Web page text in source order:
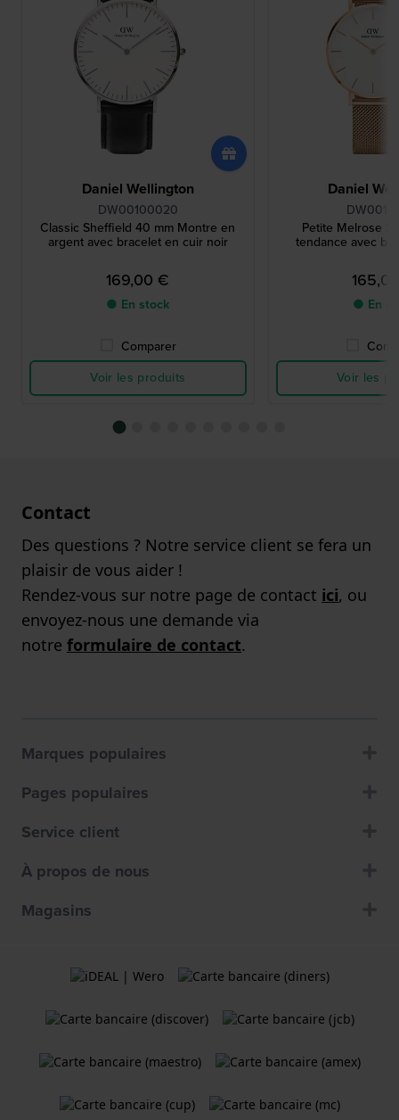
Daniel Wellington
DW00100020
Classic Sheffield 40 mm Montre en
argent avec bracelet en cuir noir
169,00 €
● En stock
Comparer
Voir les produits
Daniel
Petite Melrose
tendance avec
● En
Voir les
Contact
Des questions ? Notre service client se fera un
plaisir de vous aider !
Rendez-vous sur notre page de contact ici, ou
envoyez-nous une demande via
notre formulaire de contact.
Marques populaires
Pages populaires
Service client
À propos de nous
Magasins